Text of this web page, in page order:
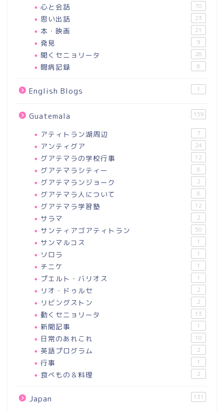
心と会話 70
思い出話 23
本・映画 21
発見 9
聞くセニョリータ 26
闘病記録 6
English Blogs 1
Guatemala 159
アティトラン湖周辺 7
アンティグア 24
グアテマラの学校行事 12
グアテマラシティー 6
グアテマランジョーク 2
グアテマラ人について 6
グアテマラ学習塾 12
サラマ 2
サンティアゴアティトラン 50
サンマルコス 1
ソロラ 1
チニケ 1
プエルト・バリオス 1
リオ・ドゥルセ 2
リビングストン 2
動くセニョリータ 13
新聞記事 1
日常のあれこれ 10
英語プログラム 2
行事 1
食べもの＆料理 2
Japan 131